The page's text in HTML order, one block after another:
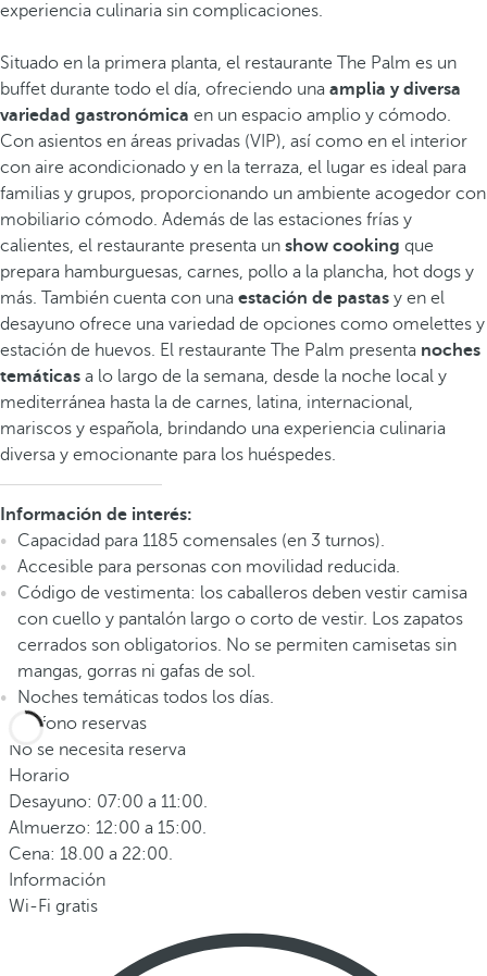
experiencia culinaria sin complicaciones.
Situado en la primera planta, el restaurante The Palm es un
buffet durante todo el día, ofreciendo una amplia y diversa
variedad gastronómica en un espacio amplio y cómodo.
Con asientos en áreas privadas (VIP), así como en el interior
con aire acondicionado y en la terraza, el lugar es ideal para
familias y grupos, proporcionando un ambiente acogedor con
mobiliario cómodo. Además de las estaciones frías y
calientes, el restaurante presenta un show cooking que
prepara hamburguesas, carnes, pollo a la plancha, hot dogs y
más. También cuenta con una estación de pastas y en el
desayuno ofrece una variedad de opciones como omelettes y
estación de huevos. El restaurante The Palm presenta noches
temáticas a lo largo de la semana, desde la noche local y
mediterránea hasta la de carnes, latina, internacional,
mariscos y española, brindando una experiencia culinaria
diversa y emocionante para los huéspedes.
Información de interés:
Capacidad para 1185 comensales (en 3 turnos).
Accesible para personas con movilidad reducida.
Código de vestimenta: los caballeros deben vestir camisa
con cuello y pantalón largo o corto de vestir. Los zapatos
cerrados son obligatorios. No se permiten camisetas sin
mangas, gorras ni gafas de sol.
Noches temáticas todos los días.
Teléfono reservas
No se necesita reserva
Horario
Desayuno: 07:00 a 11:00.
Almuerzo: 12:00 a 15:00.
Cena: 18.00 a 22:00.
Información
Wi-Fi gratis